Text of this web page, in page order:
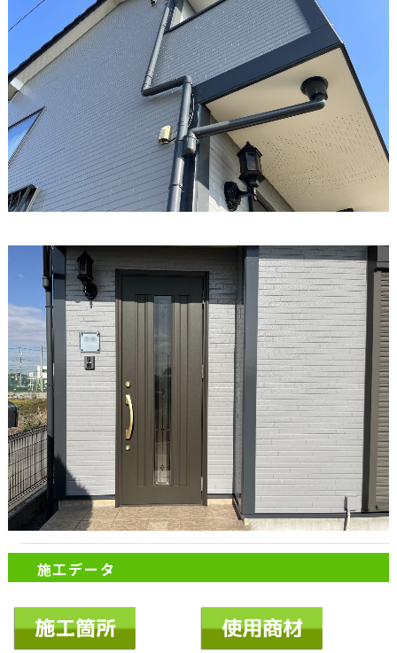
施工データ